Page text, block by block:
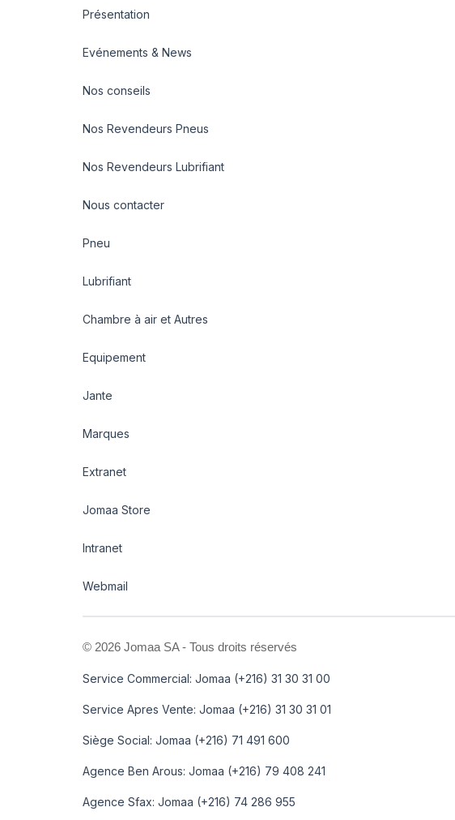
Présentation
Evénements & News
Nos conseils
Nos Revendeurs Pneus
Nos Revendeurs Lubrifiant
Nous contacter
Pneu
Lubrifiant
Chambre à air et Autres
Equipement
Jante
Marques
Extranet
Jomaa Store
Intranet
Webmail
© 2026 Jomaa SA - Tous droits réservés
Service Commercial: Jomaa (+216) 31 30 31 00
Service Apres Vente: Jomaa (+216) 31 30 31 01
Siège Social: Jomaa (+216) 71 491 600
Agence Ben Arous: Jomaa (+216) 79 408 241
Agence Sfax: Jomaa (+216) 74 286 955